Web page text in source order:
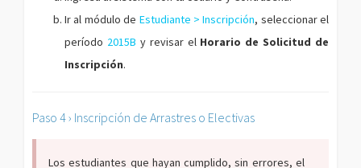
Ir al módulo de Estudiante > Inscripción, seleccionar el
período 2015B y revisar el Horario de Solicitud de
Inscripción.
Paso 4 › Inscripción de Arrastres o Electivas
Los estudiantes que hayan cumplido, sin errores, el